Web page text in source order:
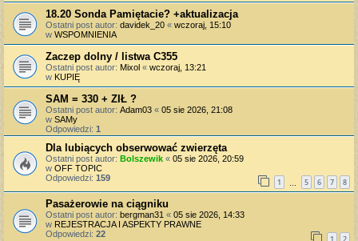
18.20 Sonda Pamiętacie? +aktualizacja
Ostatni post autor: davidek_20 « wczoraj, 15:10
w WSPOMNIENIA
Zaczep dolny / listwa C355
Ostatni post autor: Mixol « wczoraj, 13:21
w KUPIĘ
SAM = 330 + ZIŁ ?
Ostatni post autor: Adam03 « 05 sie 2026, 21:08
w SAMy
Odpowiedzi: 1
Dla lubiących obserwować zwierzęta
Ostatni post autor: Bolszewik « 05 sie 2026, 20:59
w OFF TOPIC
Odpowiedzi: 159 1 5 6 7 8
Pasażerowie na ciągniku
Ostatni post autor: bergman31 « 05 sie 2026, 14:33
w REJESTRACJA I ASPEKTY PRAWNE
Odpowiedzi: 22